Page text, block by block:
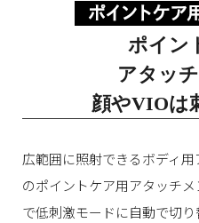
ポイン
アタッ
顔やVIOは
広範囲に照射できるボディ
のポイントケア用アタッチメ
で低刺激モードに自動で切り